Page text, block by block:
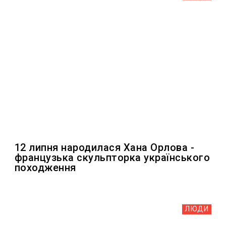
12 липня народилася Хана Орлова -
французька скульпторка українського
походження
ЛЮДИ